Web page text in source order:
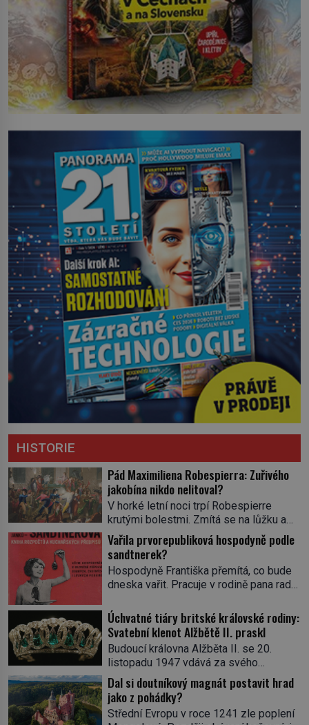
HISTORIE
Pád Maximiliena Robespierra: Zuřivého
jakobína nikdo nelitoval?
V horké letní noci trpí Robespierre
krutými bolestmi. Zmítá se na lůžku a
hlavou mu víří kolotoč myšlenek. Když
se probere z mdlob, vzpomene si na
jednu z pařížských jasnovidek, kterou
před lety navštívil. Prorokovala mu
tragický osud. Tehdy se jí vysmál.
prohlásil o něm jiný významný
francouzský revolucionář, Honoré de
Mirabeau […]
Vařila prvorepubliková hospodyně podle
sandtnerek?
Hospodyně Františka přemítá, co bude
dneska vařit. Pracuje v rodině pana rady
rychle v jedné ze „sandtnerek“.
„Zaplaťpánbůh, že už nemusíme chodit
s lístky,“ povzdechne si směrem ke
služce, kterou má v kuchyni k ruce.
Ještě v prvních letech nové republiky
fungoval kvůli nedostatku zboží
přídělový systém. […]
Úchvatné tiáry britské královské rodiny:
Svatební klenot Alžbětě II. praskl
Budoucí královna Alžběta II. se 20.
listopadu 1947 vdává za svého
vyvoleného Filipa Mountbattena. Aby
měla na obřad ve Westminsteru podle
tradice „něco vypůjčeného“, její matka jí
věnuje jedinečný šperk ze své
Dal si doutníkový magnát postavit hrad
jako z pohádky?
Střední Evropu v roce 1241 zle poplení